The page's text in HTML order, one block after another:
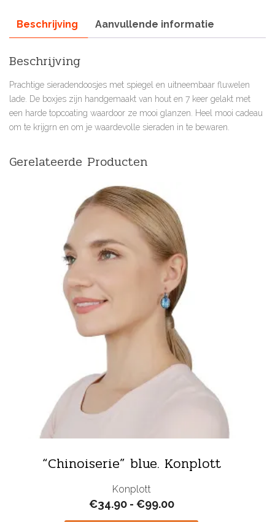
Beschrijving Aanvullende informatie
Beschrijving
Prachtige sieradendoosjes met spiegel en uitneembaar fluwelen
lade. De boxjes zijn handgemaakt van hout en 7 keer gelakt met
een harde topcoating waardoor ze mooi glanzen. Heel mooi cadeau
om te krijgrn en om je waardevolle sieraden in te bewaren.
Gerelateerde Producten
“Chinoiserie” blue. Konplott
Konplott
€34.90 - €99.00Prijsklasse: